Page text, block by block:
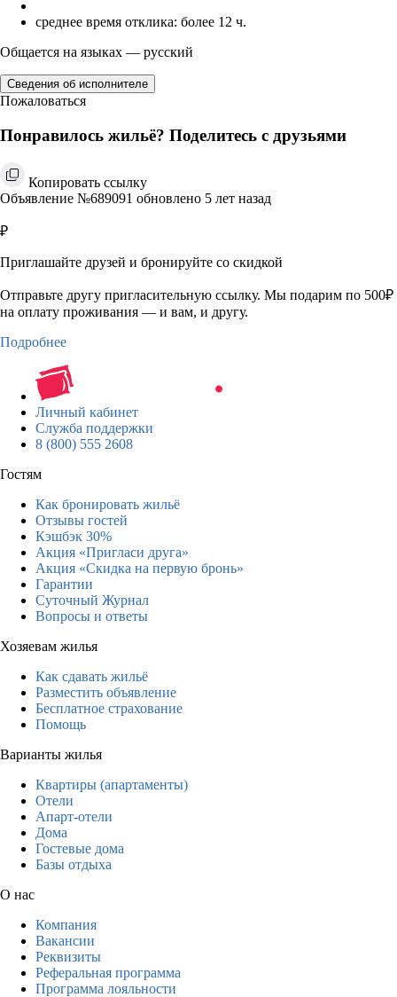
среднее время отклика: более 12 ч.
Общается на языках — русский
Сведения об исполнителе
Пожаловаться
Понравилось жильё? Поделитесь с друзьями
Копировать ссылку
Объявление №689091 обновлено 5 лет назад
₽
Приглашайте друзей и бронируйте со скидкой
Отправьте другу пригласительную ссылку. Мы подарим по 500₽
на оплату проживания — и вам, и другу.
Подробнее
Личный кабинет
Служба поддержки
8 (800) 555 2608
Гостям
Как бронировать жильё
Отзывы гостей
Кэшбэк 30%
Акция «Пригласи друга»
Акция «Скидка на первую бронь»
Гарантии
Суточный Журнал
Вопросы и ответы
Хозяевам жилья
Как сдавать жильё
Разместить объявление
Бесплатное страхование
Помощь
Варианты жилья
Квартиры (апартаменты)
Отели
Апарт-отели
Дома
Гостевые дома
Базы отдыха
О нас
Компания
Вакансии
Реквизиты
Реферальная программа
Программа лояльности